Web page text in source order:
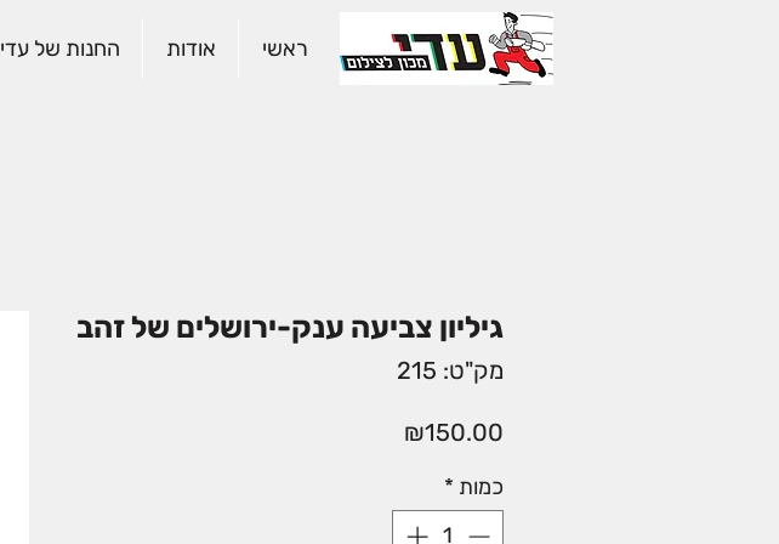
ראשי אודות החנות של עדי
גיליון צביעה ענק-ירושלים של זהב
מק"ט: 215
₪150.00
כמות *